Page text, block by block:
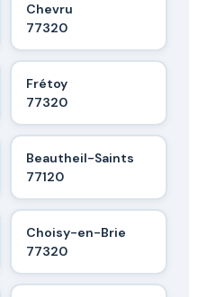
Chevru
77320
Frétoy
77320
Beautheil-Saints
77120
Choisy-en-Brie
77320